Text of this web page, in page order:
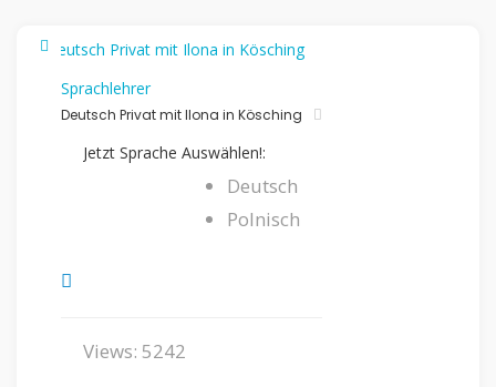
Sprachlehrer
Deutsch Privat mit Ilona in Kösching
Jetzt Sprache Auswählen!:
Deutsch
Polnisch
Views: 5242